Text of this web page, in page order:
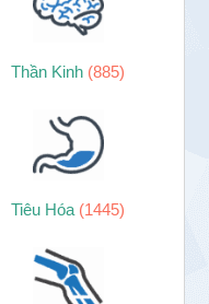
Thần Kinh (885)
Tiêu Hóa (1445)